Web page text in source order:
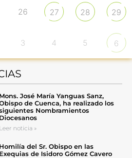
26 27 28 29
3 4 5 6
Mons. José María Yanguas Sanz,
de Cuenca, ha realizado los
Nombramientos
Diocesanos
Leer noticia »
Homilía del Sr. Obispo en las
Exequias de Isidoro Gómez Cavero